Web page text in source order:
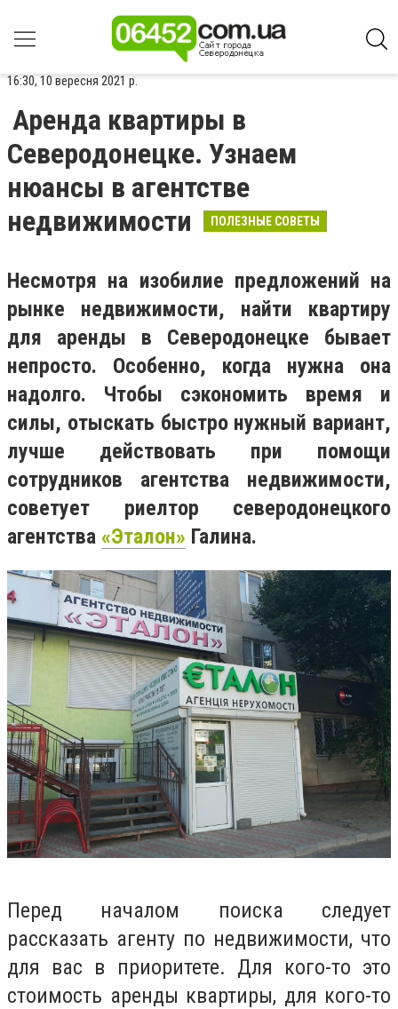
16:30, 10 вересня 2021 р.
Аренда квартиры в
Северодонецке. Узнаем
нюансы в агентстве
недвижимости
ПОЛЕЗНЫЕ СОВЕТЫ
Несмотря на изобилие предложений на
рынке недвижимости, найти квартиру
для аренды в Северодонецке бывает
непросто. Особенно, когда нужна она
надолго. Чтобы сэкономить время и
силы, отыскать быстро нужный вариант,
лучше действовать при помощи
сотрудников агентства недвижимости,
советует риелтор северодонецкого
агентства «Эталон» Галина.
Перед началом поиска следует
рассказать агенту по недвижимости, что
для вас в приоритете. Для кого-то это
стоимость аренды квартиры, для кого-то